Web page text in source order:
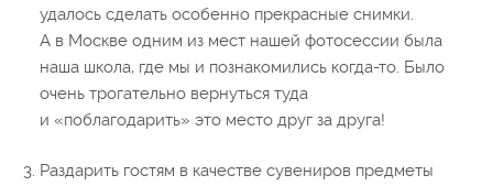
удалось сделать особенно прекрасные снимки.
А в Москве одним из мест нашей фотосессии была
наша школа, где мы и познакомились когда-то. Было
очень трогательно вернуться туда
и «поблагодарить» это место друг за друга!
Раздарить гостям в качестве сувениров предметы